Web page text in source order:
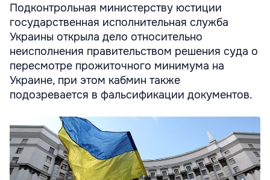
Подконтрольная министерству юстиции
государственная исполнительная служба
Украины открыла дело относительно
неисполнения правительством решения суда о
пересмотре прожиточного минимума на
Украине, при этом кабмин также
подозревается в фальсификации документов.